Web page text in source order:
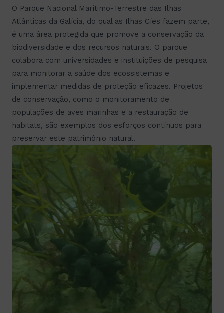
O Parque Nacional Marítimo-Terrestre das Ilhas
Atlânticas da Galícia, do qual as Ilhas Cíes fazem parte,
é uma área protegida que promove a conservação da
biodiversidade e dos recursos naturais. O parque
colabora com universidades e instituições de pesquisa
para monitorar a saúde dos ecossistemas e
implementar medidas de proteção eficazes. Projetos
de conservação, como o monitoramento de
populações de aves marinhas e a restauração de
habitats, são exemplos dos esforços contínuos para
preservar este patrimônio natural.